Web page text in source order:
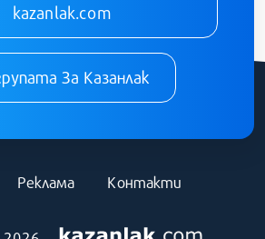
kazanlak.com
За Казанлак
Реклама Контакти